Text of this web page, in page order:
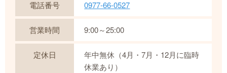
電話番号 0977-66-0527
営業時間 9:00～25:00
定休日
年中無休（4月・7月・12月に臨時
休業あり）